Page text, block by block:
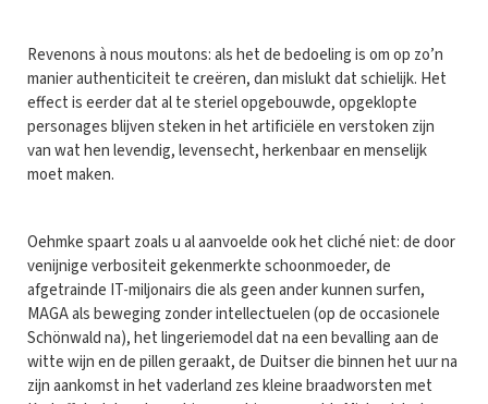
Revenons à nous moutons: als het de bedoeling is om op zo’n
manier authenticiteit te creëren, dan mislukt dat schielijk. Het
effect is eerder dat al te steriel opgebouwde, opgeklopte
personages blijven steken in het artificiële en verstoken zijn
van wat hen levendig, levensecht, herkenbaar en menselijk
moet maken.
Oehmke spaart zoals u al aanvoelde ook het cliché niet: de door
venijnige verbositeit gekenmerkte schoonmoeder, de
afgetrainde IT-miljonairs die als geen ander kunnen surfen,
MAGA als beweging zonder intellectuelen (op de occasionele
Schönwald na), het lingeriemodel dat na een bevalling aan de
witte wijn en de pillen geraakt, de Duitser die binnen het uur na
zijn aankomst in het vaderland zes kleine braadworsten met